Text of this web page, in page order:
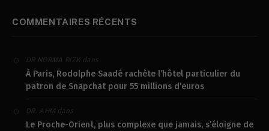
COMMENTAIRES RÉCENTS
DR NORMA RIZK dans
À Paris, Rodolphe Saadé rachète l’hôtel particulier du
patron de Snapchat pour 55 millions d’euros
DR. AHM dans
Le Proche-Orient, plus complexe que jamais, s’éloigne de